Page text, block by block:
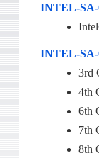
INTEL-SA-
INTEL-SA-
3rd
4th
6th
7th
8th